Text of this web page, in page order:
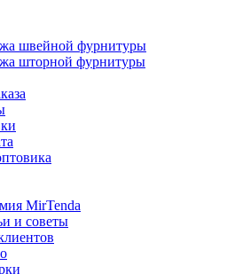
швейной фурнитуры
шторной фурнитуры
MirTenda
и советы